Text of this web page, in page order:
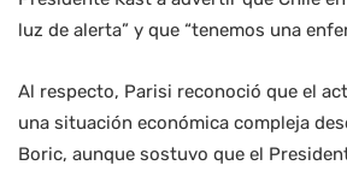
luz de alerta” y que “tenemos una
Al respecto, Parisi reconoció que el
una situación económica compleja
Boric, aunque sostuvo que el